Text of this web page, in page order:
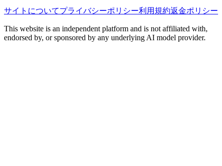
サイトについてプライバシーポリシー利用規約返金ポリシー
This website is an independent platform and is not affiliated with,
endorsed by, or sponsored by any underlying AI model provider.